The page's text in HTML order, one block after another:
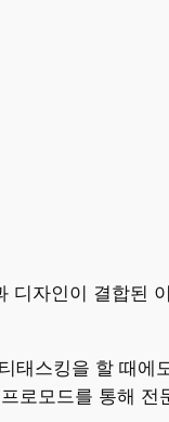
디자인이 결합된
태스킹을 할 때에
로모드를 통해 전